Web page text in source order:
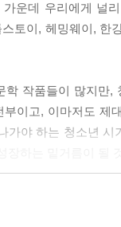
운데 우리에게 널
토이, 헤밍웨이, 한
학 작품들이 많지만
이고, 이마저도 제
가야 하는 청소년
작품 세계를 청소